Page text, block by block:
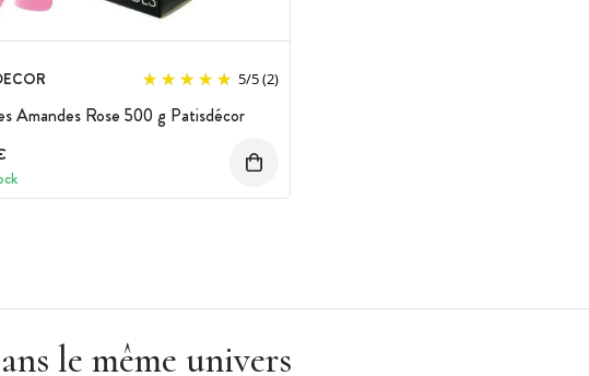
5/5(2)
Amandes Rose 500 g Patisdécor
le même univers